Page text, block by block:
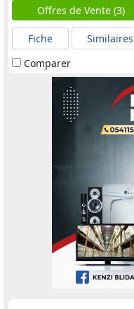
Offres de Vente (3)
Fiche
Similaires
Comparer